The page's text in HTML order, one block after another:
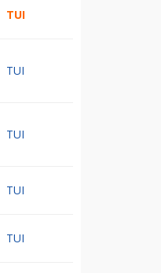
TUI
TUI
TUI
TUI
TUI